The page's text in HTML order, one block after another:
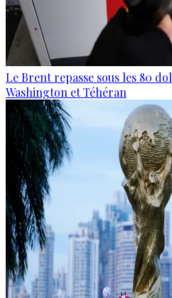
Le Brent repasse sous les 80
Washington et Téhéran